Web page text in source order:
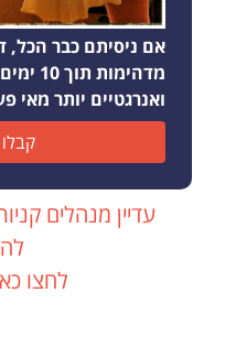
אם ניסיתם כבר הכל,
ואנרגטיים יותר מאי
עדיין מנהלים
לחצו